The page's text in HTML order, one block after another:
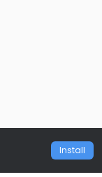
Install